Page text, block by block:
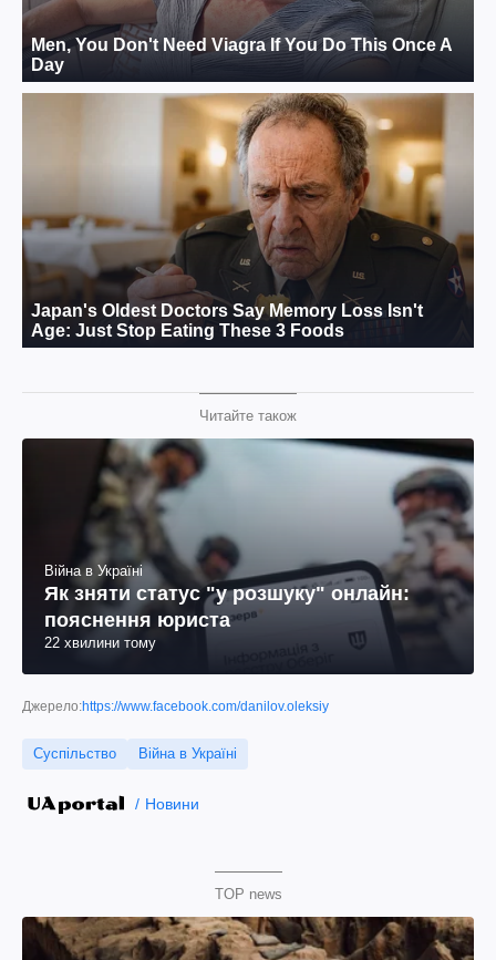
Читайте також
Війна в Україні
Як зняти статус "у розшуку" онлайн:
пояснення юриста
22 хвилини тому
Джерело:https://www.facebook.com/danilov.oleksiy
Суспільство Війна в Україні
Новини
TOP news